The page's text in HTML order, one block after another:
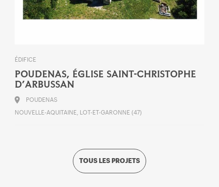
TOUS LES PROJETS
ÉDIFICE
POUDENAS, ÉGLISE SAINT-CHRISTOPHE
D’ARBUSSAN
POUDENAS
NOUVELLE-AQUITAINE, LOT-ET-GARONNE (47)